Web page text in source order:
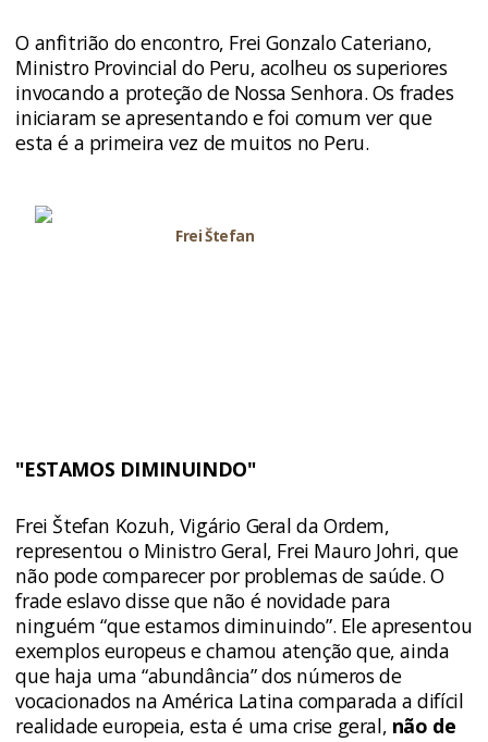
O anfitrião do encontro, Frei Gonzalo Cateriano,
Ministro Provincial do Peru, acolheu os superiores
invocando a proteção de Nossa Senhora. Os frades
iniciaram se apresentando e foi comum ver que
esta é a primeira vez de muitos no Peru.
Frei Štefan
"ESTAMOS DIMINUINDO"
Frei Štefan Kozuh, Vigário Geral da Ordem,
representou o Ministro Geral, Frei Mauro Johri, que
não pode comparecer por problemas de saúde. O
frade eslavo disse que não é novidade para
ninguém “que estamos diminuindo”. Ele apresentou
exemplos europeus e chamou atenção que, ainda
que haja uma “abundância” dos números de
vocacionados na América Latina comparada a difícil
realidade europeia, esta é uma crise geral, não de